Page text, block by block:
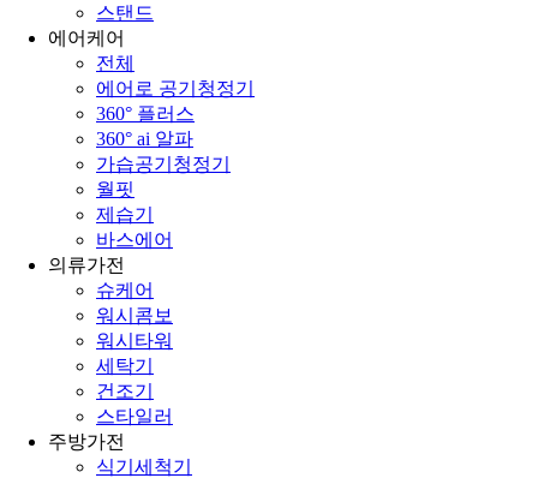
스탠드
에어케어
전체
에어로 공기청정기
360° 플러스
360° ai 알파
가습공기청정기
월핏
제습기
바스에어
의류가전
슈케어
워시콤보
워시타워
세탁기
건조기
스타일러
주방가전
식기세척기